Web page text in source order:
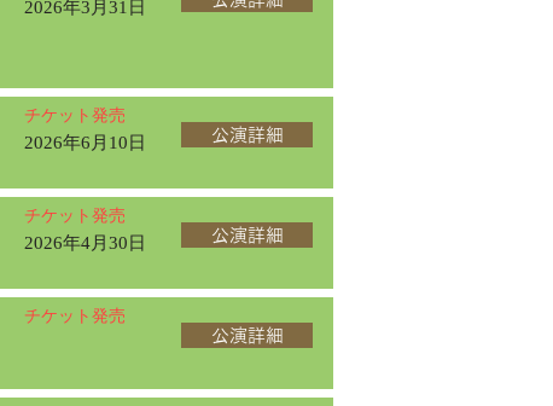
2026年3月31日
チケット発売
2026年6月10日 公演詳細
チケット発売
2026年4月30日 公演詳細
チケット発売
公演詳細